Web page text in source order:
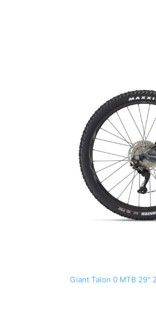
Giant Talon 0 MTB 29″